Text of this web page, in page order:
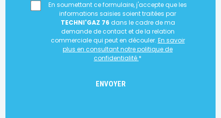
En soumettant ce formulaire, j'accepte que les
informations saisies soient traitées par
TECHNI'GAZ 76 dans le cadre de ma
demande de contact et de la relation
commerciale qui peut en découler. En savoir
plus en consultant notre politique de
confidentialité.*